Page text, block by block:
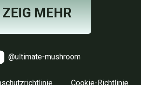
ZEIG MEHR
@ultimate-mushroom
Cookie-Richtlinie